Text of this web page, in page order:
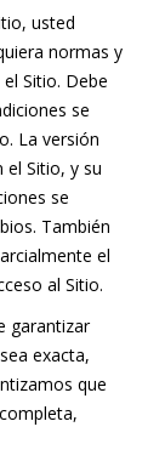
usted
normas y
Sitio. Debe
se
La versión
el Sitio, y su
se
También
el
al Sitio.
garantizar
exacta,
que